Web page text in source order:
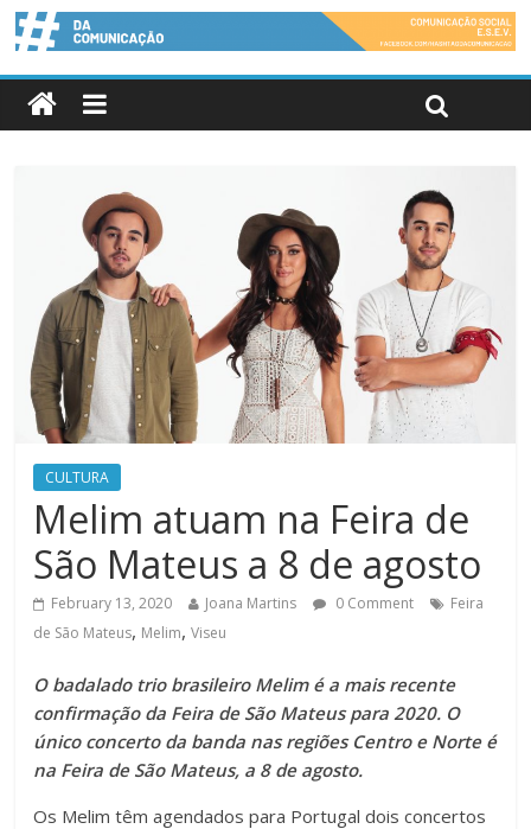
CULTURA
Melim atuam na Feira de
São Mateus a 8 de agosto
February 13, 2020 Joana Martins 0 Comment
Feira
de São Mateus, Melim,Viseu
O badalado trio brasileiro Melim é a mais recente
confirmação da Feira de São Mateus para 2020. O
único concerto da banda nas regiões Centro e Norte é
na Feira de São Mateus, a 8 de agosto.
Os Melim têm agendados para Portugal dois concertos